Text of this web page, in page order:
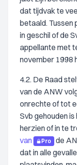
dat tijdvak te
betaald. Tussen
in geschil of de
appellante met
november 1998
4.2. De Raad
van de ANW
onrechte of tot
Svb gehouden
herzien of in te
van
Pro
de
dat in alle